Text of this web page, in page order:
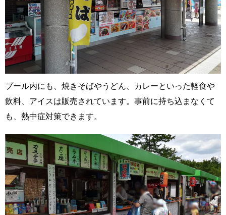
プール内にも、焼きそばやうどん、カレーといった軽食や
飲料、アイスは販売されています。事前に持ち込まなくて
も、熱中症対策できます。